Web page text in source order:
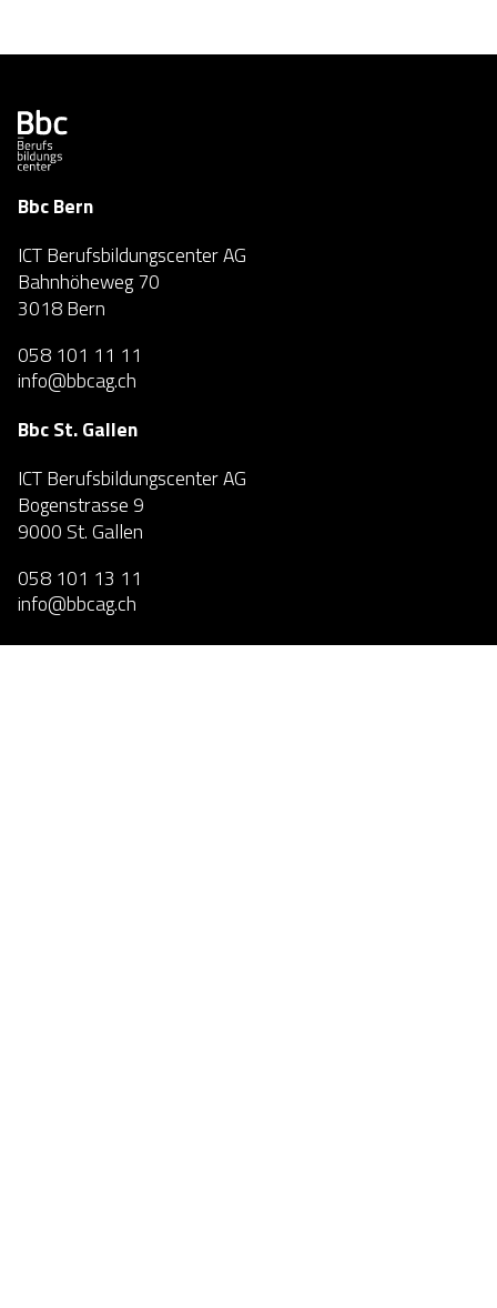
Bbc Bern
ICT Berufsbildungscenter AG
Bahnhöheweg 70
3018 Bern
058 101 11 11
info@bbcag.ch
Bbc St. Gallen
ICT Berufsbildungscenter AG
Bogenstrasse 9
9000 St. Gallen
058 101 13 11
info@bbcag.ch
Bbc Zürich